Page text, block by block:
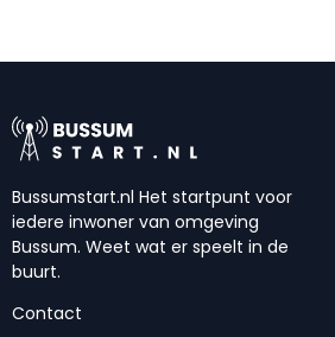
Bussumstart.nl Het startpunt voor
iedere inwoner van omgeving
Bussum. Weet wat er speelt in de
buurt.
Contact